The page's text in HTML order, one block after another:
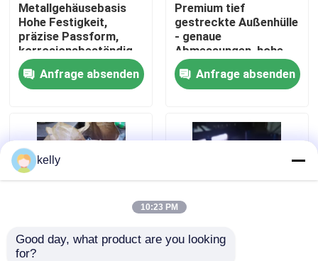
Über uns
Fabrik-Ausflug
Qualitätskontrolle
Treten Sie mit uns in Verbindung
Fälle
Metallgehäusebasis ️
Hohe Festigkeit,
präzise Passform,
korrosionsbeständig,
OEM/ODM anpassbar
Anfrage absenden
Premium tief
gestreckte Außenhülle
- genaue
Abmessungen, hohe
Festigkeit, lange
Lebensdauer,
kundenspezifisches
Anfrage absenden
Metall- & Gummi-
kelly
10:23 PM
Good day, what product are you looking
for?